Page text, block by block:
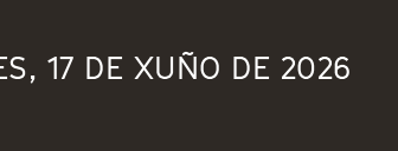
17 DE XUÑO DE 2026